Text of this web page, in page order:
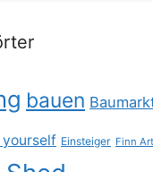
bauen
Einsteiger Finn